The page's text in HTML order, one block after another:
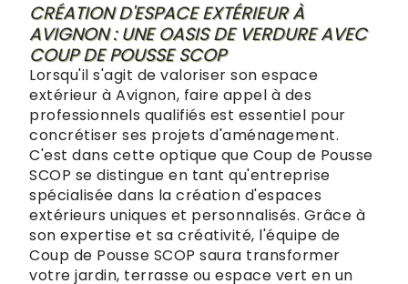
CRÉATION D'ESPACE EXTÉRIEUR À
AVIGNON : UNE OASIS DE VERDURE AVEC
COUP DE POUSSE SCOP
Lorsqu'il s'agit de valoriser son espace
extérieur à Avignon, faire appel à des
professionnels qualifiés est essentiel pour
concrétiser ses projets d'aménagement.
C'est dans cette optique que Coup de Pousse
SCOP se distingue en tant qu'entreprise
spécialisée dans la création d'espaces
extérieurs uniques et personnalisés. Grâce à
son expertise et sa créativité, l'équipe de
Coup de Pousse SCOP saura transformer
votre jardin, terrasse ou espace vert en un